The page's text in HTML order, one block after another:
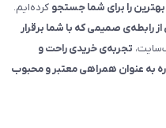
را برای شما جستجو کرده‌ایم.
رابطه‌ی صمیمی که با شما برقرار
تجربه‌ی خریدی راحت و
به عنوان همراهی معتبر و محبوب